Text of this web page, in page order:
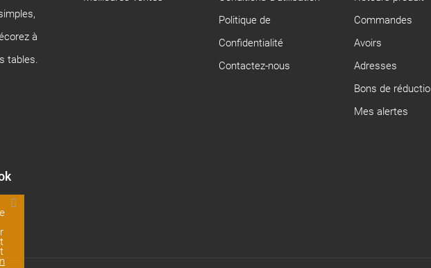
à
tables.
Politique de
Confidentialité
Contactez-nous
Commandes
Avoirs
Adresses
Bons de
Mes alertes